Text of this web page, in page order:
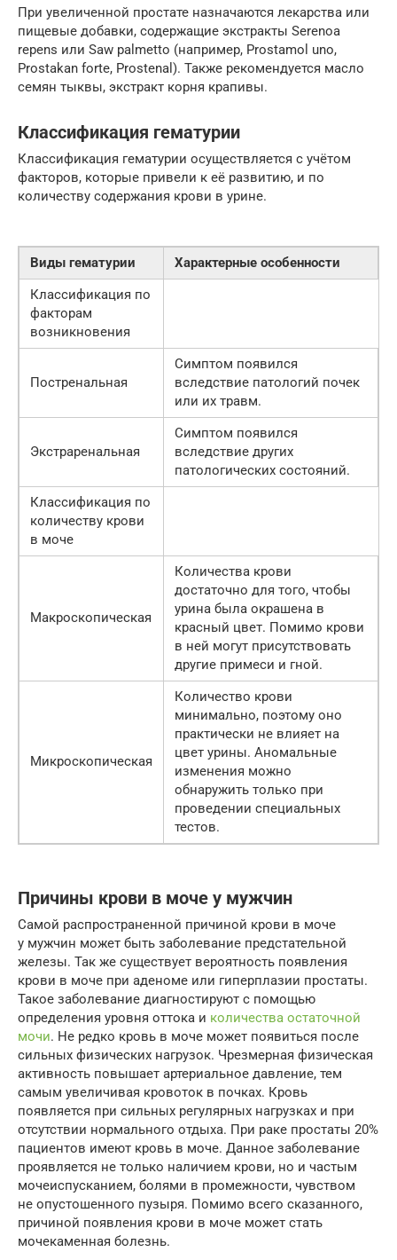
При увеличенной простате назначаются лекарства или
пищевые добавки, содержащие экстракты Serenoa
repens или Saw palmetto (например, Prostamol uno,
Prostakan forte, Prostenal). Также рекомендуется масло
семян тыквы, экстракт корня крапивы.
Классификация гематурии
Классификация гематурии осуществляется с учётом
факторов, которые привели к её развитию, и по
количеству содержания крови в урине.
Виды гематурии
Характерные особенности
Классификация по
факторам
возникновения
Постренальная
Симптом появился
вследствие патологий почек
или их травм.
Экстраренальная
Симптом появился
вследствие других
патологических состояний.
Классификация по
количеству крови
в моче
Макроскопическая
Количества крови
достаточно для того, чтобы
урина была окрашена в
красный цвет. Помимо крови
в ней могут присутствовать
другие примеси и гной.
Микроскопическая
Количество крови
минимально, поэтому оно
практически не влияет на
цвет урины. Аномальные
изменения можно
обнаружить только при
проведении специальных
тестов.
Причины крови в моче у мужчин
Самой распространенной причиной крови в моче
у мужчин может быть заболевание предстательной
железы. Так же существует вероятность появления
крови в моче при аденоме или гиперплазии простаты.
Такое заболевание диагностируют с помощью
определения уровня оттока и количества остаточной
мочи. Не редко кровь в моче может появиться после
сильных физических нагрузок. Чрезмерная физическая
активность повышает артериальное давление, тем
самым увеличивая кровоток в почках. Кровь
появляется при сильных регулярных нагрузках и при
отсутствии нормального отдыха. При раке простаты 20%
пациентов имеют кровь в моче. Данное заболевание
проявляется не только наличием крови, но и частым
мочеиспусканием, болями в промежности, чувством
не опустошенного пузыря. Помимо всего сказанного,
причиной появления крови в моче может стать
мочекаменная болезнь.